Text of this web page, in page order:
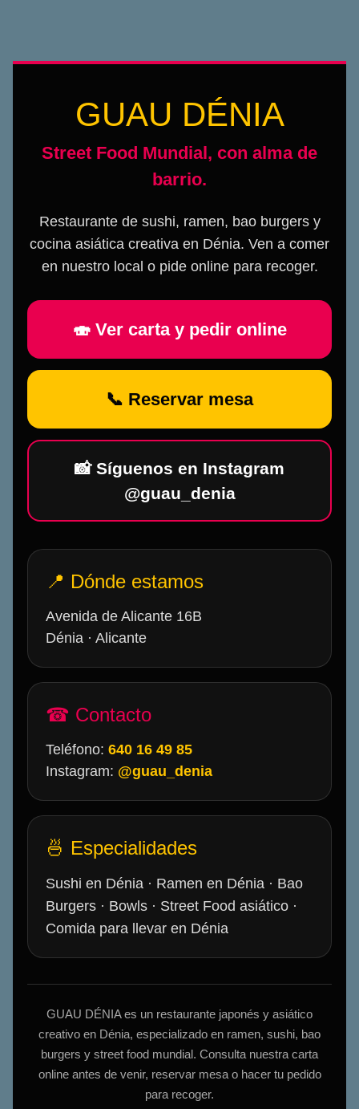
GUAU DÉNIA
Street Food Mundial, con alma de
barrio.
Restaurante de sushi, ramen, bao burgers y
cocina asiática creativa en Dénia. Ven a comer
en nuestro local o pide online para recoger.
🍣 Ver carta y pedir online
📞 Reservar mesa
📸 Síguenos en Instagram
@guau_denia
📍 Dónde estamos
Avenida de Alicante 16B
Dénia · Alicante
☎ Contacto
Teléfono: 640 16 49 85
Instagram: @guau_denia
🍜 Especialidades
Sushi en Dénia · Ramen en Dénia · Bao
Burgers · Bowls · Street Food asiático ·
Comida para llevar en Dénia
GUAU DÉNIA es un restaurante japonés y asiático
creativo en Dénia, especializado en ramen, sushi, bao
burgers y street food mundial. Consulta nuestra carta
online antes de venir, reservar mesa o hacer tu pedido
para recoger.